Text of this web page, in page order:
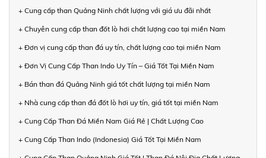
+ Cung cấp than Quảng Ninh chất lượng với giá ưu đãi nhất
+ Chuyên cung cấp than đốt lò hơi chất lượng cao tại miền Nam
+ Đơn vị cung cấp than đá uy tín, chất lượng cao tại miền Nam
+ Đơn Vị Cung Cấp Than Indo Uy Tín – Giá Tốt Tại Miền Nam
+ Bán than đá Quảng Ninh giá tốt chất lượng tại miền Nam
+ Nhà cung cấp than đá đốt lò hơi uy tín, giá tốt tại miền Nam
+ Cung Cấp Than Đá Miền Nam Giá Rẻ | Chất Lượng Cao
+ Cung Cấp Than Indo (Indonesia) Giá Tốt Tại Miền Nam